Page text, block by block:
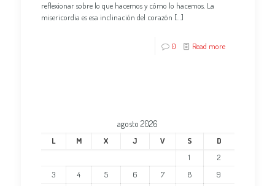
reflexionar sobre lo que hacemos y cómo lo hacemos. La
misericordia es esa inclinación del corazón […]
0 Read more
agosto 2026
L M X J V S
D
1
2
3
4 5 6 7 8
9